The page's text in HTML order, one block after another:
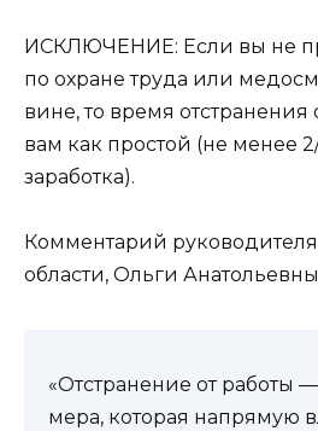
ИСКЛЮЧЕНИЕ: Если вы не
по охране труда или
вине, то время отстранения
вам как простой (не менее
заработка).
Комментарий
области, Ольги
«Отстранение от работы
мера, которая напрямую